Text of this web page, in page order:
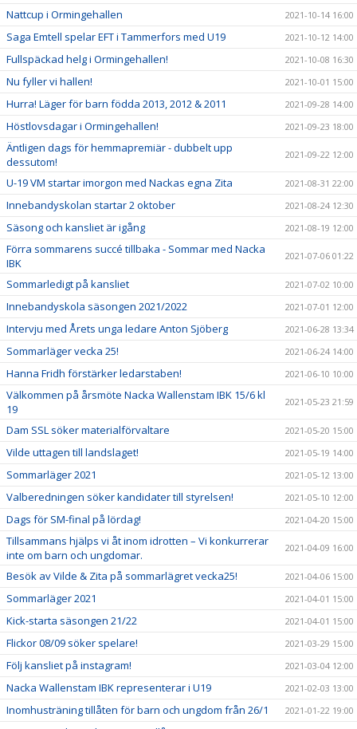
Nattcup i Ormingehallen 2021-10-14 16:00
Saga Emtell spelar EFT i Tammerfors med U19 2021-10-12 14:00
Fullspäckad helg i Ormingehallen! 2021-10-08 16:30
Nu fyller vi hallen! 2021-10-01 15:00
Hurra! Läger för barn födda 2013, 2012 & 2011 2021-09-28 14:00
Höstlovsdagar i Ormingehallen! 2021-09-23 18:00
Äntligen dags för hemmapremiär - dubbelt upp
dessutom!
2021-09-22 12:00
U-19 VM startar imorgon med Nackas egna Zita 2021-08-31 22:00
Innebandyskolan startar 2 oktober 2021-08-24 12:30
Säsong och kansliet är igång 2021-08-19 12:00
Förra sommarens succé tillbaka - Sommar med Nacka
IBK
2021-07-06 01:22
Sommarledigt på kansliet 2021-07-02 10:00
Innebandyskola säsongen 2021/2022 2021-07-01 12:00
Intervju med Årets unga ledare Anton Sjöberg 2021-06-28 13:34
Sommarläger vecka 25! 2021-06-24 14:00
Hanna Fridh förstärker ledarstaben! 2021-06-10 10:00
Välkommen på årsmöte Nacka Wallenstam IBK 15/6 kl
19
2021-05-23 21:59
Dam SSL söker materialförvaltare 2021-05-20 15:00
Vilde uttagen till landslaget! 2021-05-19 14:00
Sommarläger 2021 2021-05-12 13:00
Valberedningen söker kandidater till styrelsen! 2021-05-10 12:00
Dags för SM-final på lördag! 2021-04-20 15:00
Tillsammans hjälps vi åt inom idrotten – Vi konkurrerar
inte om barn och ungdomar.
2021-04-09 16:00
Besök av Vilde & Zita på sommarlägret vecka25! 2021-04-06 15:00
Sommarläger 2021 2021-04-01 15:00
Kick-starta säsongen 21/22 2021-04-01 15:00
Flickor 08/09 söker spelare! 2021-03-29 15:00
Följ kansliet på instagram! 2021-03-04 12:00
Nacka Wallenstam IBK representerar i U19 2021-02-03 13:00
Inomhusträning tillåten för barn och ungdom från 26/1 2021-01-22 19:00